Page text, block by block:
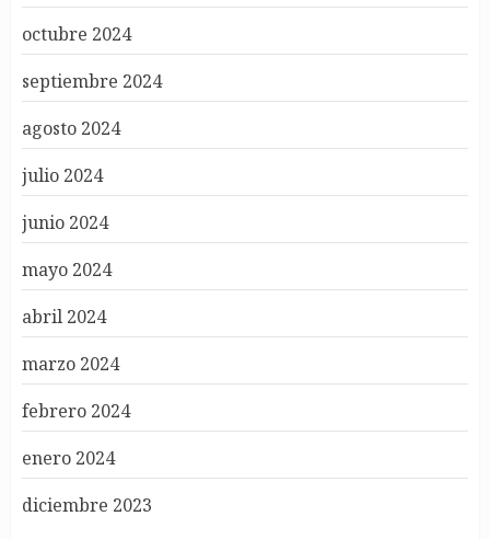
octubre 2024
septiembre 2024
agosto 2024
julio 2024
junio 2024
mayo 2024
abril 2024
marzo 2024
febrero 2024
enero 2024
diciembre 2023